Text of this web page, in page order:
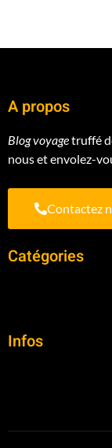
A propos
Blog voyagetruffé
nous et envolez-
Contactez
Catégories
Infos